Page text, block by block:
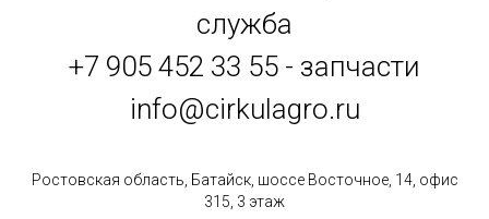
служба
+7 905 452 33 55 - запчасти
info@cirkulagro.ru
Ростовская область, Батайск, шоссе Восточное, 14, офис
315, 3 этаж